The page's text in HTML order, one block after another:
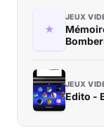
JEUX
JEUX
Edito -